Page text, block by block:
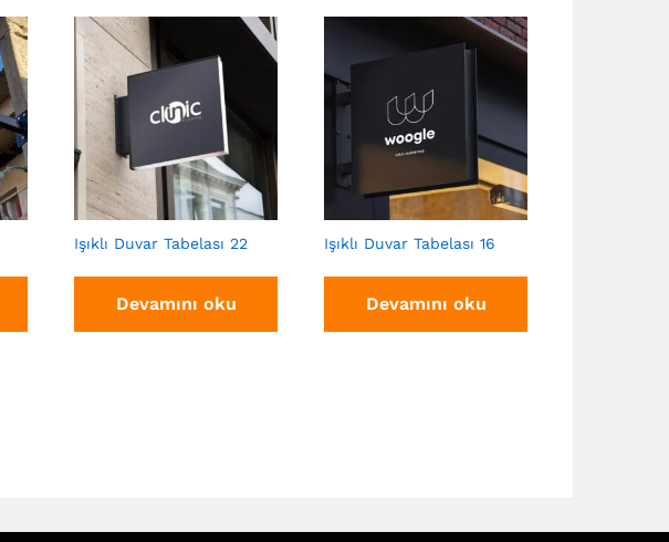
Işıklı Duvar Tabelası 22
Devamını oku
Işıklı Duvar Tabelası 16
Devamını oku